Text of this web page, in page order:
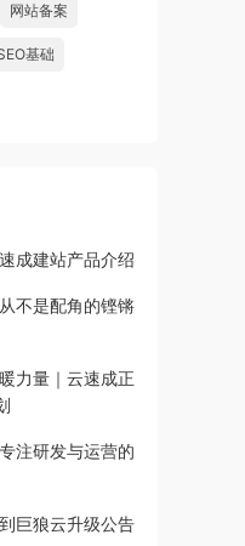
网站备案
基础
成建站产品介绍
不是配角的铿锵
力量｜云速成正
注研发与运营的
巨狼云升级公告